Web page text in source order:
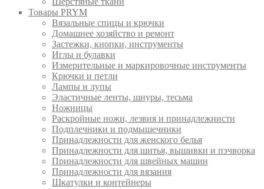
Товары PRYM
Вязальные спицы и крючки
Домашнее хозяйство и ремонт
Застежки, кнопки, инструменты
Иглы и булавки
Измерительные и маркировочные инструменты
Крючки и петли
Лампы и лупы
Эластичные ленты, шнуры, тесьма
Ножницы
Раскройные ножи, лезвия и принадлежнисти
Подплечники и подмышечники
Принадлежности для женского белья
Принадлежности для шитья, вышивки и пэчворка
Принадлежности для швейных машин
Принадлежности для вязания
Шкатулки и контейнеры